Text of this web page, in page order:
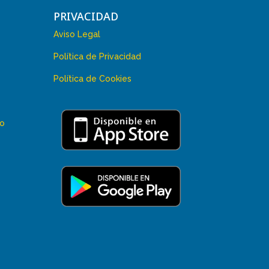
PRIVACIDAD
Aviso Legal
Política de Privacidad
Política de Cookies